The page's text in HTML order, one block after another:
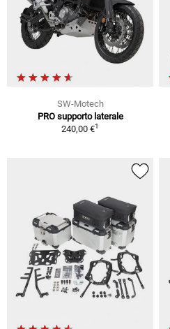
SW-Motech
PRO supporto laterale
240,00 €1